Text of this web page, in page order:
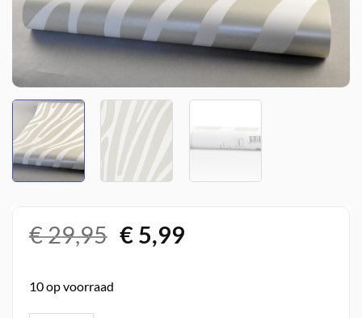
€29,95 Oorspronkelijke
€5,99Huidige
10 op voorraad